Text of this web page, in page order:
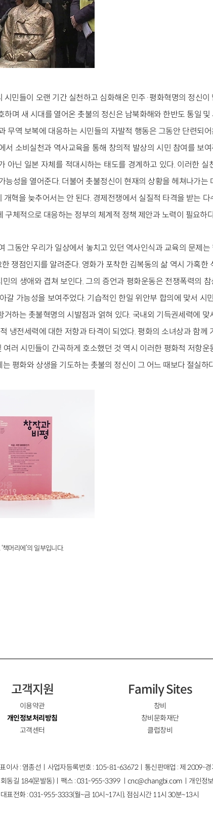
시민들이 오랜 기간 실천하고 심화해온 민주·평화혁명의 정신
하며 새 시대를 열어온 촛불의 정신은 남북화해와 한반도 통일
무역 보복에 대응하는 시민들의 자발적 행동은 그동안 단련되
서 소비실천과 역사교육을 통해 창의적 발상의 시민 참여를 보
아닌 일본 자체를 적대시하는 태도를 경계하고 있다. 이러한
능성을 열어준다. 더불어 촛불정신이 현재의 상황을 헤쳐나가는
혁을 늦추어서는 안 된다. 경제전쟁에서 실질적 타격을 받는
구체적으로 대응하는 정부의 체계적 정책 제안과 노력이 필요하
그동안 우리가 일상에서 놓치고 있던 역사인식과 교육의 문제
쟁점인지를 알려준다. 영화가 포착한 김복동의 삶 역시 가혹한
의 생애와 겹쳐 보인다. 그의 증언과 평화운동은 전쟁폭력의
갈 가능성을 보여주었다. 기습적인 한일 위안부 합의에 맞서 시
거하는 촛불혁명의 시발점과 얽혀 있다. 국내외 기득권세력에
냉전세력에 대한 저항과 타격이 되었다. 평화의 소녀상과 함께
여러 시민들이 간곡하게 호소했던 것 역시 이러한 평화적 저항
평화와 상생을 기도하는 촛불의 정신이 그 어느 때보다 절실하
책머리에’의 일부입니다.
고객지원
이용약관
개인정보처리방침
고객센터
Family Sites
창비
창비문화재단
클럽창비
이사 : 염종선ㅣ사업자등록번호 : 105-81-63672ㅣ통신판매업 : 제 2009-
회동길 184(문발동)ㅣ팩스 : 031-955-3399 ㅣcnc@changbi.com ㅣ개인정
대표전화 : 031-955-3333(월~금 10시~17시), 점심시간 11시 30분~13시